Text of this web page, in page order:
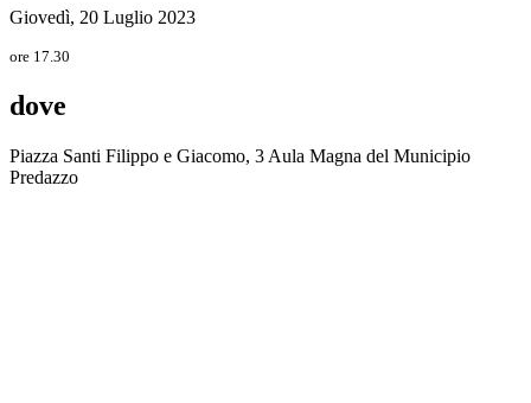
Giovedì, 20 Luglio 2023
ore 17.30
dove
Piazza Santi Filippo e Giacomo, 3 Aula Magna del Municipio
Predazzo